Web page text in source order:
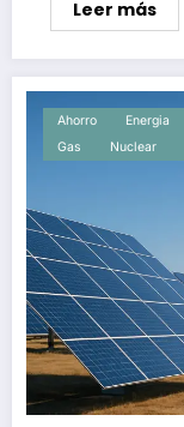
Leer más
Ahorro Energia
Gas
Nuclear